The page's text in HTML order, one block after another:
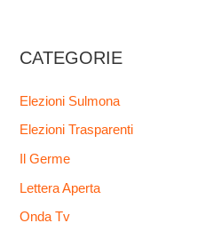
CATEGORIE
Elezioni Sulmona
Elezioni Trasparenti
Il Germe
Lettera Aperta
Onda Tv